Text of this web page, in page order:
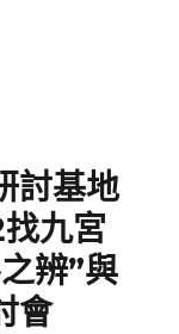
討基地
九宮
辨”與
會